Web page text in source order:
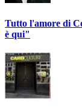
Tutto l'amore di
è qui"